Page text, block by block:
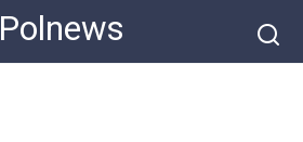
Polnews